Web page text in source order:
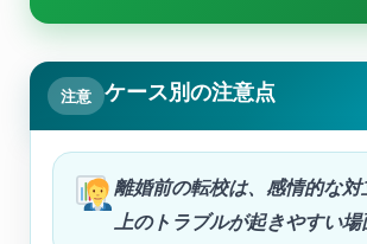
注意 ケース別の注意点
離婚前の転校は、感情的な対
上のトラブルが起きやすい場